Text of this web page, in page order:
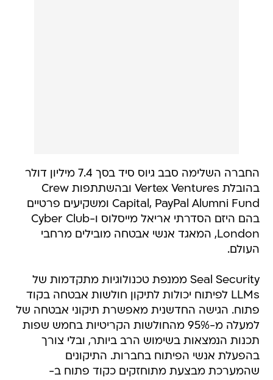
החברה השלימה סבב גיוס סיד בסך 7.4 מיליון דולר
בהובלת Vertex Ventures ובהשתתפות Crew
Capital, PayPal Alumni Fund ומשקיעים פרטיים
בהם היזם הסדרתי אריאל מייסלוס ו-Cyber Club
London, המאגד אנשי אבטחה מובילים מרחבי
העולם.
Seal Security ממנפת טכנולוגיות מתקדמות של
LLMs לפיתוח יכולות לתיקון חולשות אבטחה בקוד
פתוח. הגישה החדשנית מאפשרת תיקוני אבטחה של
למעלה מ-95% מהחולשות הקריטיות בחמש שפות
תכנות הנמצאות בשימוש הרב ביותר, ובלי צורך
בהפעלת אנשי הפיתוח בחברות. התיקונים
שהמערכת מבצעת מתוחזקים כקוד פתוח ב-